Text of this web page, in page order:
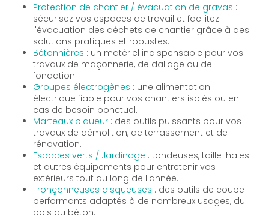
Protection de chantier / évacuation de gravas :
sécurisez vos espaces de travail et facilitez
l'évacuation des déchets de chantier grâce à des
solutions pratiques et robustes.
Bétonnières : un matériel indispensable pour vos
travaux de maçonnerie, de dallage ou de
fondation.
Groupes électrogènes : une alimentation
électrique fiable pour vos chantiers isolés ou en
cas de besoin ponctuel.
Marteaux piqueur : des outils puissants pour vos
travaux de démolition, de terrassement et de
rénovation.
Espaces verts / Jardinage : tondeuses, taille-haies
et autres équipements pour entretenir vos
extérieurs tout au long de l'année.
Tronçonneuses disqueuses : des outils de coupe
performants adaptés à de nombreux usages, du
bois au béton.